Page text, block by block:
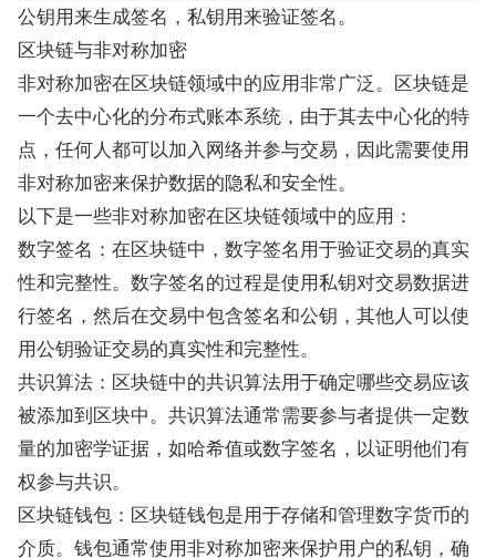
公钥用来生成签名，私钥用来验证签名。
区块链与非对称加密
非对称加密在区块链领域中的应用非常广泛。区块链是
一个去中心化的分布式账本系统，由于其去中心化的特
点，任何人都可以加入网络并参与交易，因此需要使用
非对称加密来保护数据的隐私和安全性。
以下是一些非对称加密在区块链领域中的应用：
数字签名：在区块链中，数字签名用于验证交易的真实
性和完整性。数字签名的过程是使用私钥对交易数据进
行签名，然后在交易中包含签名和公钥，其他人可以使
用公钥验证交易的真实性和完整性。
共识算法：区块链中的共识算法用于确定哪些交易应该
被添加到区块中。共识算法通常需要参与者提供一定数
量的加密学证据，如哈希值或数字签名，以证明他们有
权参与共识。
区块链钱包：区块链钱包是用于存储和管理数字货币的
介质。钱包通常使用非对称加密来保护用户的私钥，确